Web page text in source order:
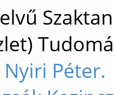
Nyiri Péter.